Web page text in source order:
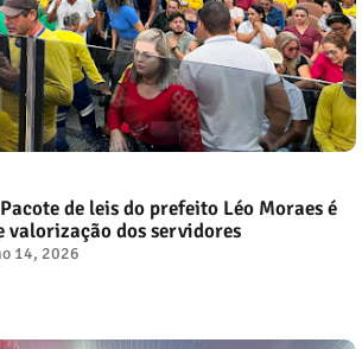
de leis do prefeito Léo Moraes é
valorização dos servidores
14, 2026